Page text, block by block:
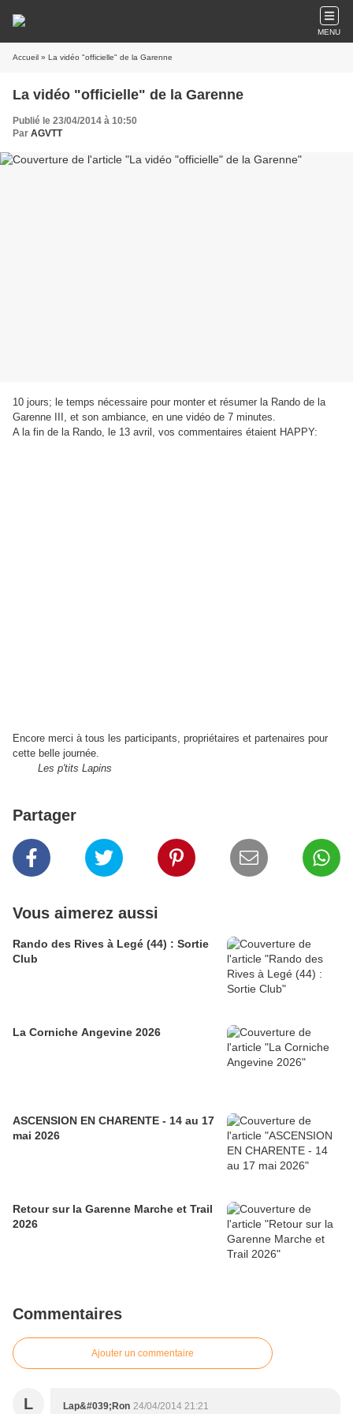
MENU
Accueil » La vidéo "officielle" de la Garenne
La vidéo "officielle" de la Garenne
Publié le 23/04/2014 à 10:50
Par AGVTT
10 jours; le temps nécessaire pour monter et résumer la Rando de la
Garenne III, et son ambiance, en une vidéo de 7 minutes.
A la fin de la Rando, le 13 avril, vos commentaires étaient HAPPY:
Encore merci à tous les participants, propriétaires et partenaires pour
cette belle journée.
Les p'tits Lapins
Partager
Vous aimerez aussi
Rando des Rives à Legé (44) : Sortie
Club
La Corniche Angevine 2026
ASCENSION EN CHARENTE - 14 au 17
mai 2026
Retour sur la Garenne Marche et Trail
2026
Commentaires
Ajouter un commentaire
L Lap&#039;Ron 24/04/2014 21:21